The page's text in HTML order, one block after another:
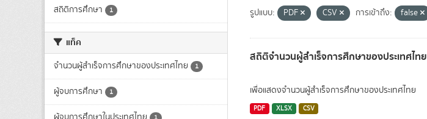
สถิติการศึกษา 1
แท็ค
จำนวนผู้สำเร็จการศึกษาของประเทศไทย 1
ผู้จบการศึกษา 1
รูปแบบ: PDF CSV การเข้าถึง: false
สถิติจำนวนผู้สำเร็จการศึกษาของประเทศไทย
เพื่อแสดงจำนวนผู้สำเร็จการศึกษาของประเทศไทย
PDF XLSX CSV